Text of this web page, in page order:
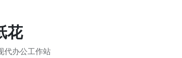
花
代办公工作站